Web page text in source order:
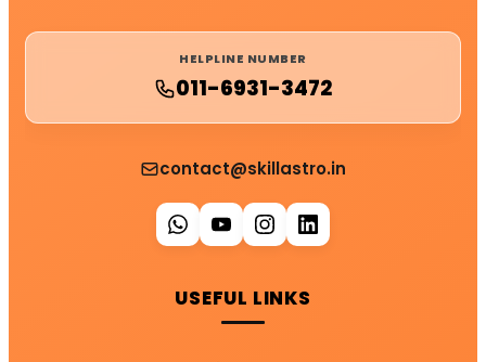
HELPLINE NUMBER
011-6931-3472
contact@skillastro.in
USEFUL LINKS